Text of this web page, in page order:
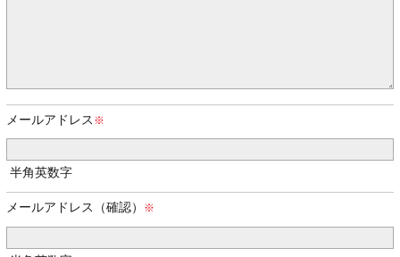
メールアドレス
半角英数字
メールアドレス（確認）